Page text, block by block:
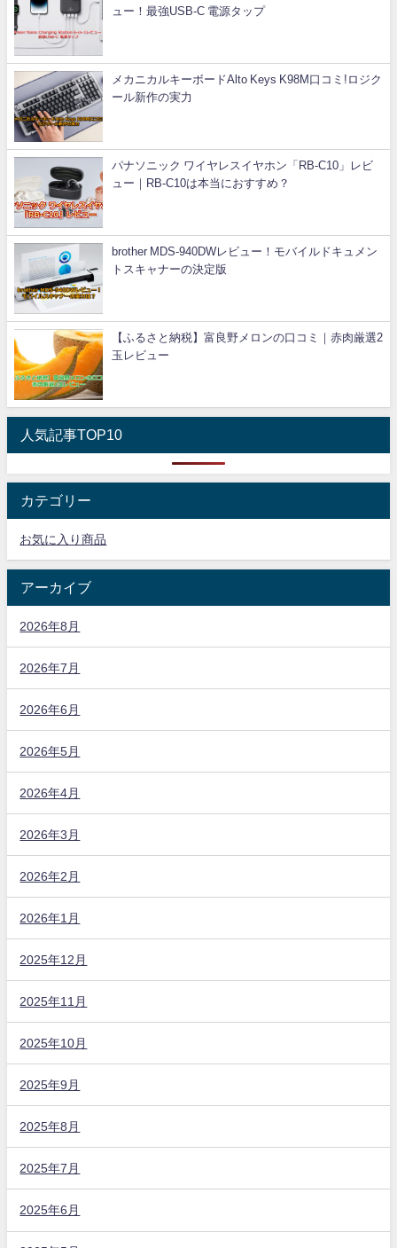
ュー！最強USB-C 電源タップ
メカニカルキーボードAlto Keys K98M口コミ!ロジク
ール新作の実力
パナソニック ワイヤレスイヤホン「RB-C10」レビ
ュー｜RB-C10は本当におすすめ？
brother MDS-940DWレビュー！モバイルドキュメン
トスキャナーの決定版
【ふるさと納税】富良野メロンの口コミ｜赤肉厳選2
玉レビュー
人気記事TOP10
カテゴリー
お気に入り商品
アーカイブ
2026年8月
2026年7月
2026年6月
2026年5月
2026年4月
2026年3月
2026年2月
2026年1月
2025年12月
2025年11月
2025年10月
2025年9月
2025年8月
2025年7月
2025年6月